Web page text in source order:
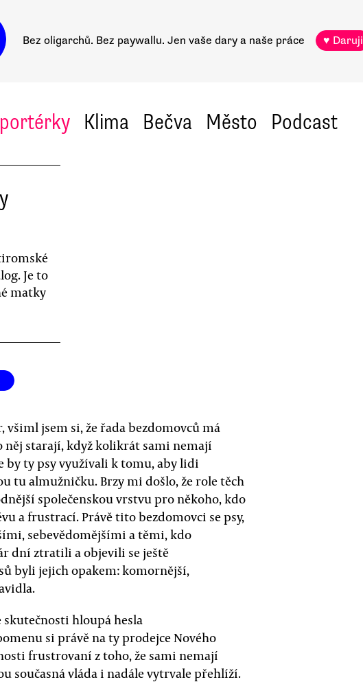
Bez oligarchů. Bez paywallu. Jen vaše dary a naše práce ♥ Daruji
Klima Bečva Město Podcast
Je to
matky
všiml jsem si, že řada bezdomovců má
něj starají, když kolikrát sami nemají
by ty psy využívali k tomu, aby lidi
tu almužničku. Brzy mi došlo, že role těch
společenskou vrstvu pro někoho, kdo
a frustrací. Právě tito bezdomovci se psy,
sebevědomějšími a těmi, kdo
dní ztratili a objevili se ještě
byli jejich opakem: komornější,
skutečnosti hloupá hesla
si právě na ty prodejce Nového
frustrovaní z toho, že sami nemají
současná vláda i nadále vytrvale přehlíží.